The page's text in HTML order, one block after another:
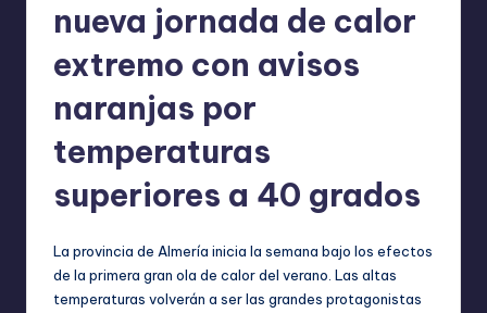
nueva jornada de calor
extremo con avisos
naranjas por
temperaturas
superiores a 40 grados
La provincia de Almería inicia la semana bajo los efectos
de la primera gran ola de calor del verano. Las altas
temperaturas volverán a ser las grandes protagonistas